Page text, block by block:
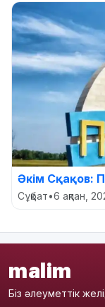
Әкім Сқақов:
Сұқбат•6 ақпан,
malim
Біз әлеуметтік